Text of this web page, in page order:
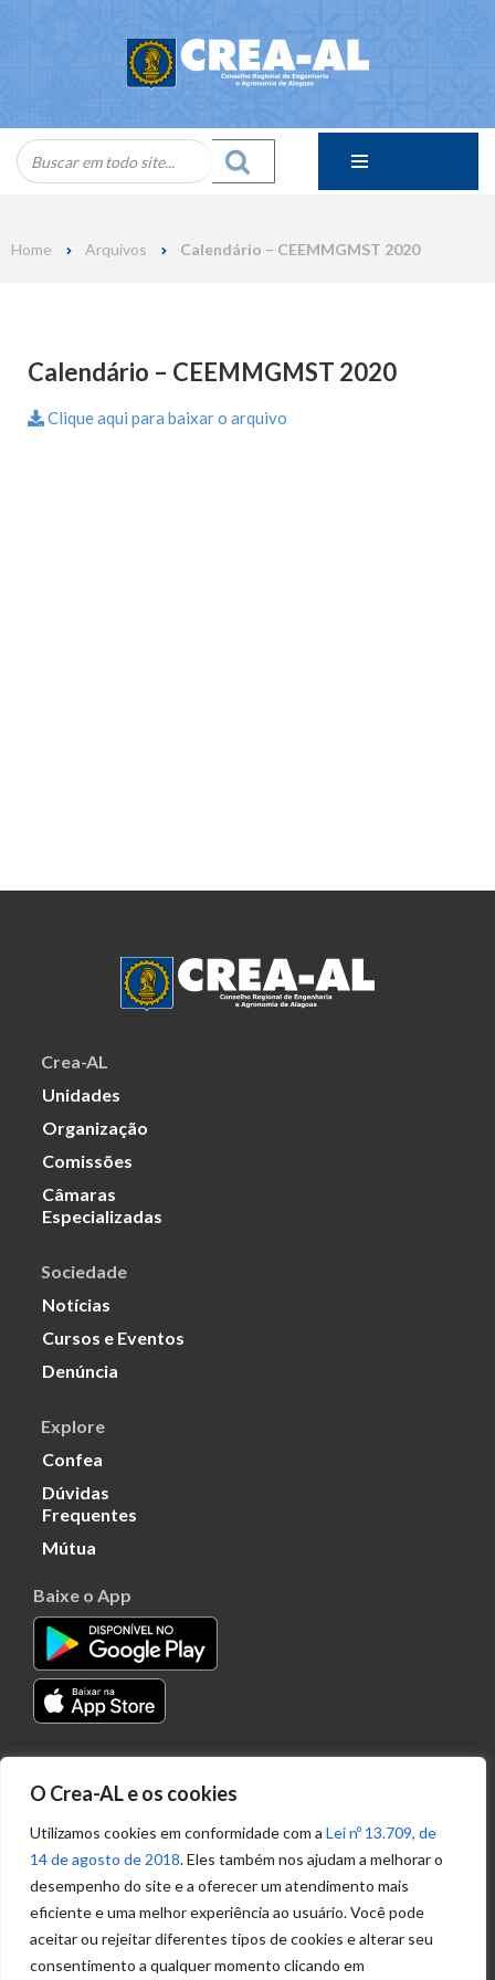
O Crea-AL e os cookies
Utilizamos cookies em conformidade com a Lei nº 13.709, de
14 de agosto de 2018. Eles também nos ajudam a melhorar o
desempenho do site e a oferecer um atendimento mais
eficiente e uma melhor experiência ao usuário. Você pode
aceitar ou rejeitar diferentes tipos de cookies e alterar seu
consentimento a qualquer momento clicando em
Home Arquivos Calendário – CEEMMGMST 2020
Calendário – CEEMMGMST 2020
Clique aqui para baixar o arquivo
Crea-AL
Unidades
Organização
Comissões
Câmaras
Especializadas
Sociedade
Notícias
Cursos e Eventos
Denúncia
Explore
Confea
Dúvidas
Frequentes
Mútua
Baixe o App
Transparência
Portal
Acesso à
Informação
Política de
Privacidade de